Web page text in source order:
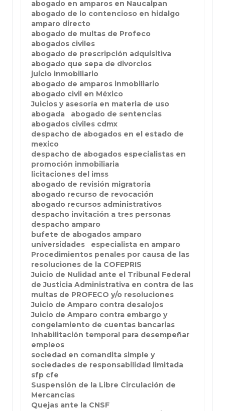
abogado en amparos en Naucalpan
abogado de lo contencioso en hidalgo
amparo directo
abogado de multas de Profeco
abogados civiles
abogado de prescripción adquisitiva
abogado que sepa de divorcios
juicio inmobiliario
abogado de amparos inmobiliario
abogado civil en México
Juicios y asesoría en materia de uso
abogada
abogado de sentencias
abogados civiles cdmx
despacho de abogados en el estado de
mexico
despacho de abogados especialistas en
promoción inmobiliaria
licitaciones del imss
abogado de revisión migratoria
abogado recurso de revocación
abogado recursos administrativos
despacho invitación a tres personas
despacho amparo
bufete de abogados amparo
universidades
especialista en amparo
Procedimientos penales por causa de las
resoluciones de la COFEPRIS
Juicio de Nulidad ante el Tribunal Federal
de Justicia Administrativa en contra de las
multas de PROFECO y/o resoluciones
Juicio de Amparo contra desalojos
Juicio de Amparo contra embargo y
congelamiento de cuentas bancarias
Inhabilitación temporal para desempeñar
empleos
sociedad en comandita simple y
sociedades de responsabilidad limitada
sfp cfe
Suspensión de la Libre Circulación de
Mercancías
Quejas ante la CNSF